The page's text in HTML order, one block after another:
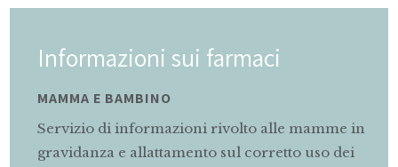
Informazioni sui farmaci
MAMMA E BAMBINO
Servizio di informazioni rivolto alle mamme in
gravidanza e allattamento sul corretto uso dei